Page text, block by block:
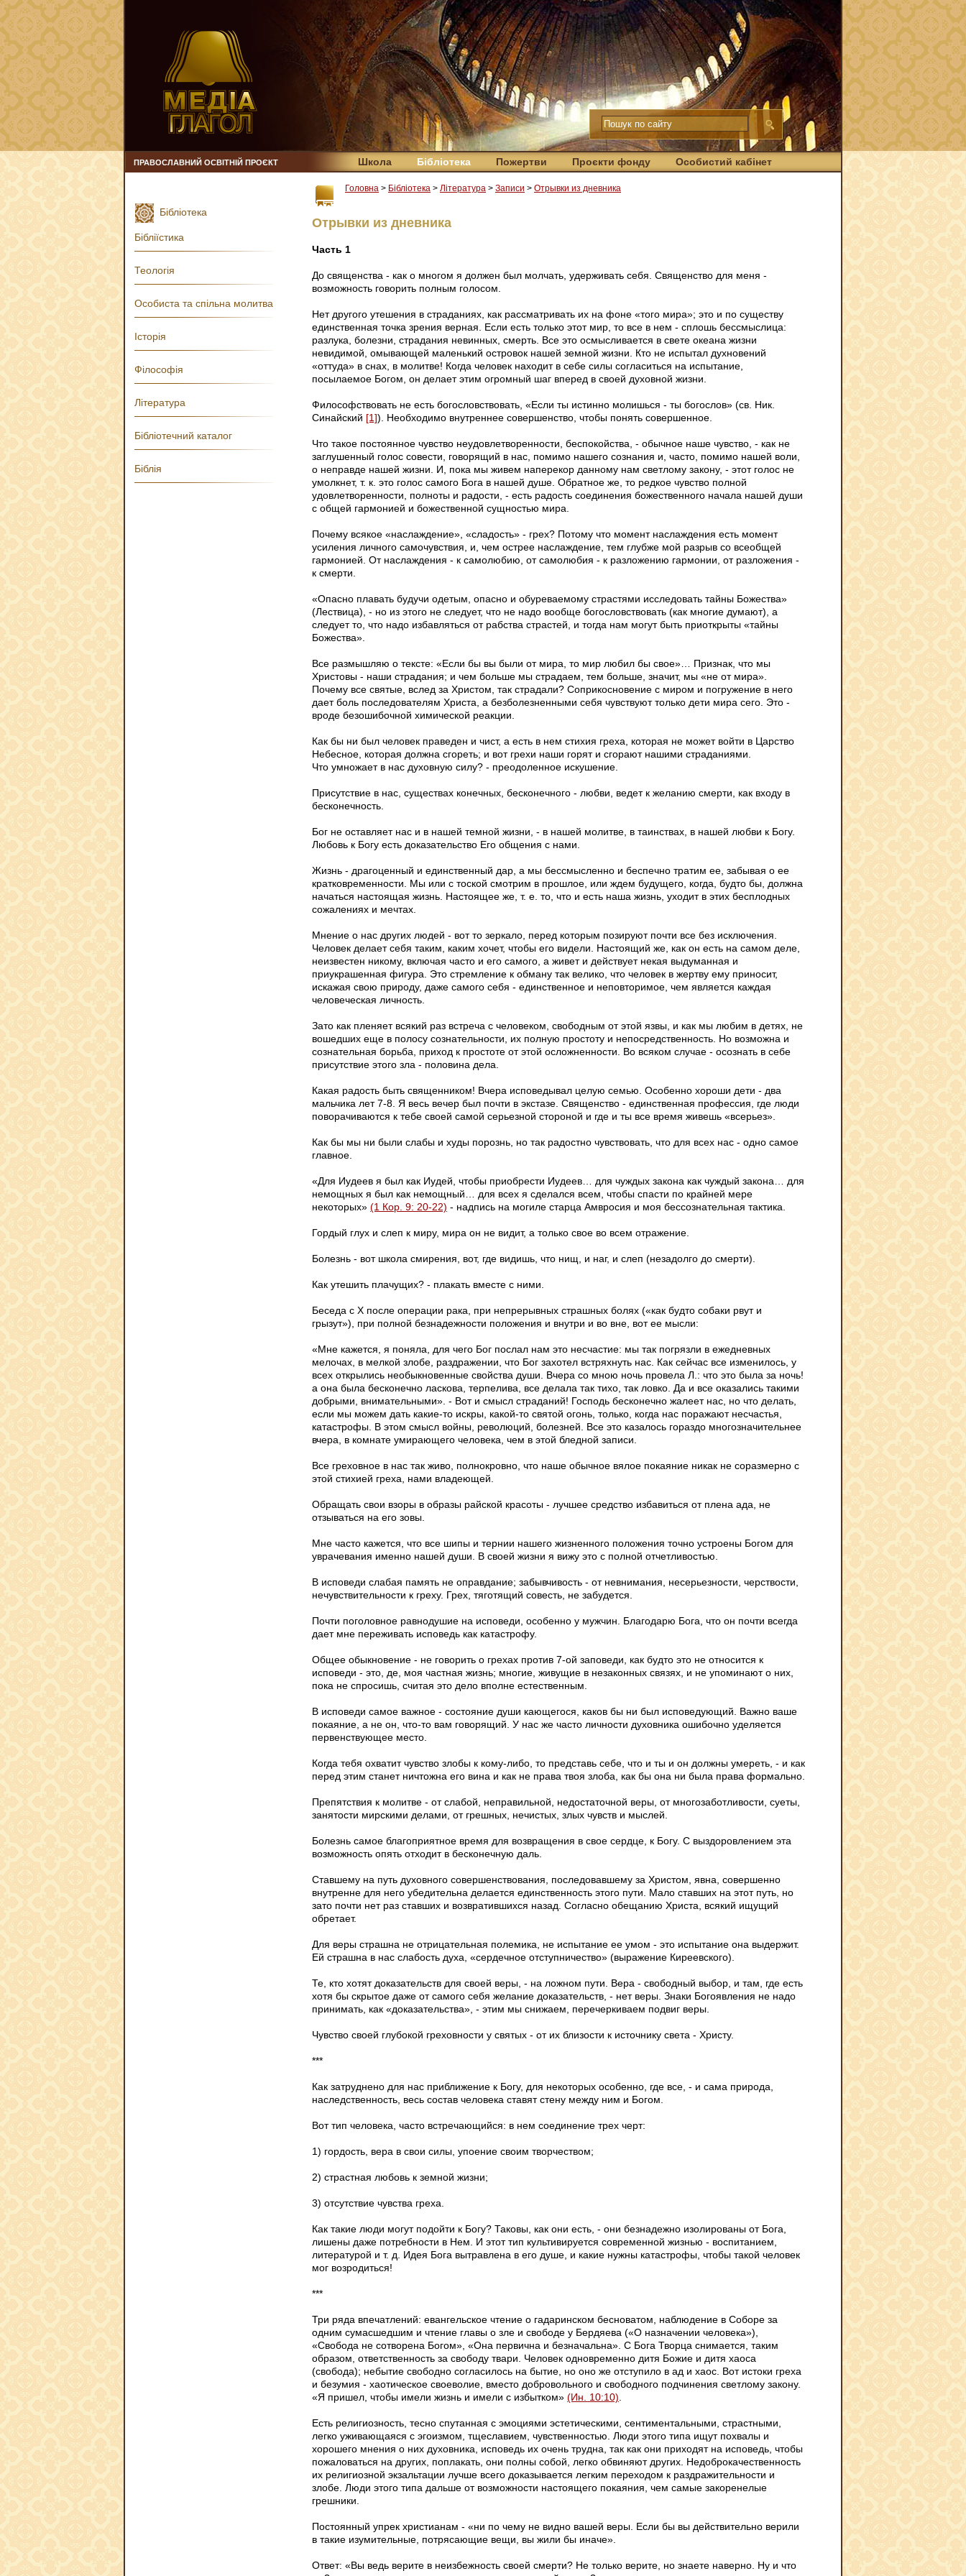
ПРАВОСЛАВНИЙ ОСВІТНІЙ ПРОЄКТ Школа Бібліотека Пожертви Проєкти фонду Особистий кабінет
Головна > Бібліотека > Література > Записи > Отрывки из дневника
Отрывки из дневника
Часть 1
До священства - как о многом я должен был молчать, удерживать себя. Священство для меня -
возможность говорить полным голосом.
Нет другого утешения в страданиях, как рассматривать их на фоне «того мира»; это и по существу
единственная точка зрения верная. Если есть только этот мир, то все в нем - сплошь бессмыслица:
разлука, болезни, страдания невинных, смерть. Все это осмысливается в свете океана жизни
невидимой, омывающей маленький островок нашей земной жизни. Кто не испытал духновений
«оттуда» в снах, в молитве! Когда человек находит в себе силы согласиться на испытание,
посылаемое Богом, он делает этим огромный шаг вперед в своей духовной жизни.
Философствовать не есть богословствовать, «Если ты истинно молишься - ты богослов» (св. Ник.
Синайский [1]). Необходимо внутреннее совершенство, чтобы понять совершенное.
Что такое постоянное чувство неудовлетворенности, беспокойства, - обычное наше чувство, - как не
заглушенный голос совести, говорящий в нас, помимо нашего сознания и, часто, помимо нашей воли,
о неправде нашей жизни. И, пока мы живем наперекор данному нам светлому закону, - этот голос не
умолкнет, т. к. это голос самого Бога в нашей душе. Обратное же, то редкое чувство полной
удовлетворенности, полноты и радости, - есть радость соединения божественного начала нашей души
с общей гармонией и божественной сущностью мира.
Почему всякое «наслаждение», «сладость» - грех? Потому что момент наслаждения есть момент
усиления личного самочувствия, и, чем острее наслаждение, тем глубже мой разрыв со всеобщей
гармонией. От наслаждения - к самолюбию, от самолюбия - к разложению гармонии, от разложения -
к смерти.
«Опасно плавать будучи одетым, опасно и обуреваемому страстями исследовать тайны Божества»
(Лествица), - но из этого не следует, что не надо вообще богословствовать (как многие думают), а
следует то, что надо избавляться от рабства страстей, и тогда нам могут быть приоткрыты «тайны
Божества».
Все размышляю о тексте: «Если бы вы были от мира, то мир любил бы свое»… Признак, что мы
Христовы - наши страдания; и чем больше мы страдаем, тем больше, значит, мы «не от мира».
Почему все святые, вслед за Христом, так страдали? Соприкосновение с миром и погружение в него
дает боль последователям Христа, а безболезненными себя чувствуют только дети мира сего. Это -
вроде безошибочной химической реакции.
Как бы ни был человек праведен и чист, а есть в нем стихия греха, которая не может войти в Царство
Небесное, которая должна сгореть; и вот грехи наши горят и сгорают нашими страданиями.
Что умножает в нас духовную силу? - преодоленное искушение.
Присутствие в нас, существах конечных, бесконечного - любви, ведет к желанию смерти, как входу в
бесконечность.
Бог не оставляет нас и в нашей темной жизни, - в нашей молитве, в таинствах, в нашей любви к Богу.
Любовь к Богу есть доказательство Его общения с нами.
Жизнь - драгоценный и единственный дар, а мы бессмысленно и беспечно тратим ее, забывая о ее
кратковременности. Мы или с тоской смотрим в прошлое, или ждем будущего, когда, будто бы, должна
начаться настоящая жизнь. Настоящее же, т. е. то, что и есть наша жизнь, уходит в этих бесплодных
сожалениях и мечтах.
Мнение о нас других людей - вот то зеркало, перед которым позируют почти все без исключения.
Человек делает себя таким, каким хочет, чтобы его видели. Настоящий же, как он есть на самом деле,
неизвестен никому, включая часто и его самого, а живет и действует некая выдуманная и
приукрашенная фигура. Это стремление к обману так велико, что человек в жертву ему приносит,
искажая свою природу, даже самого себя - единственное и неповторимое, чем является каждая
человеческая личность.
Зато как пленяет всякий раз встреча с человеком, свободным от этой язвы, и как мы любим в детях, не
вошедших еще в полосу сознательности, их полную простоту и непосредственность. Но возможна и
сознательная борьба, приход к простоте от этой осложненности. Во всяком случае - осознать в себе
присутствие этого зла - половина дела.
Какая радость быть священником! Вчера исповедывал целую семью. Особенно хороши дети - два
мальчика лет 7-8. Я весь вечер был почти в экстазе. Священство - единственная профессия, где люди
поворачиваются к тебе своей самой серьезной стороной и где и ты все время живешь «всерьез».
Как бы мы ни были слабы и худы порознь, но так радостно чувствовать, что для всех нас - одно самое
главное.
«Для Иудеев я был как Иудей, чтобы приобрести Иудеев… для чуждых закона как чуждый закона… для
немощных я был как немощный… для всех я сделался всем, чтобы спасти по крайней мере
некоторых» (1 Кор. 9: 20-22) - надпись на могиле старца Амвросия и моя бессознательная тактика.
Гордый глух и слеп к миру, мира он не видит, а только свое во всем отражение.
Болезнь - вот школа смирения, вот, где видишь, что нищ, и наг, и слеп (незадолго до смерти).
Как утешить плачущих? - плакать вместе с ними.
Беседа с Х после операции рака, при непрерывных страшных болях («как будто собаки рвут и
грызут»), при полной безнадежности положения и внутри и во вне, вот ее мысли:
«Мне кажется, я поняла, для чего Бог послал нам это несчастие: мы так погрязли в ежедневных
мелочах, в мелкой злобе, раздражении, что Бог захотел встряхнуть нас. Как сейчас все изменилось, у
всех открылись необыкновенные свойства души. Вчера со мною ночь провела Л.: что это была за ночь!
а она была бесконечно ласкова, терпелива, все делала так тихо, так ловко. Да и все оказались такими
добрыми, внимательными». - Вот и смысл страданий! Господь бесконечно жалеет нас, но что делать,
если мы можем дать какие-то искры, какой-то святой огонь, только, когда нас поражают несчастья,
катастрофы. В этом смысл войны, революций, болезней. Все это казалось гораздо многозначительнее
вчера, в комнате умирающего человека, чем в этой бледной записи.
Все греховное в нас так живо, полнокровно, что наше обычное вялое покаяние никак не соразмерно с
этой стихией греха, нами владеющей.
Обращать свои взоры в образы райской красоты - лучшее средство избавиться от плена ада, не
отзываться на его зовы.
Мне часто кажется, что все шипы и тернии нашего жизненного положения точно устроены Богом для
уврачевания именно нашей души. В своей жизни я вижу это с полной отчетливостью.
В исповеди слабая память не оправдание; забывчивость - от невнимания, несерьезности, черствости,
нечувствительности к греху. Грех, тяготящий совесть, не забудется.
Почти поголовное равнодушие на исповеди, особенно у мужчин. Благодарю Бога, что он почти всегда
дает мне переживать исповедь как катастрофу.
Общее обыкновение - не говорить о грехах против 7-ой заповеди, как будто это не относится к
исповеди - это, де, моя частная жизнь; многие, живущие в незаконных связях, и не упоминают о них,
пока не спросишь, считая это дело вполне естественным.
В исповеди самое важное - состояние души кающегося, каков бы ни был исповедующий. Важно ваше
покаяние, а не он, что-то вам говорящий. У нас же часто личности духовника ошибочно уделяется
первенствующее место.
Когда тебя охватит чувство злобы к кому-либо, то представь себе, что и ты и он должны умереть, - и как
перед этим станет ничтожна его вина и как не права твоя злоба, как бы она ни была права формально.
Препятствия к молитве - от слабой, неправильной, недостаточной веры, от многозаботливости, суеты,
занятости мирскими делами, от грешных, нечистых, злых чувств и мыслей.
Болезнь самое благоприятное время для возвращения в свое сердце, к Богу. С выздоровлением эта
возможность опять отходит в бесконечную даль.
Ставшему на путь духовного совершенствования, последовавшему за Христом, явна, совершенно
внутренне для него убедительна делается единственность этого пути. Мало ставших на этот путь, но
зато почти нет раз ставших и возвратившихся назад. Согласно обещанию Христа, всякий ищущий
обретает.
Для веры страшна не отрицательная полемика, не испытание ее умом - это испытание она выдержит.
Ей страшна в нас слабость духа, «сердечное отступничество» (выражение Киреевского).
Те, кто хотят доказательств для своей веры, - на ложном пути. Вера - свободный выбор, и там, где есть
хотя бы скрытое даже от самого себя желание доказательств, - нет веры. Знаки Богоявления не надо
принимать, как «доказательства», - этим мы снижаем, перечеркиваем подвиг веры.
Чувство своей глубокой греховности у святых - от их близости к источнику света - Христу.
***
Как затруднено для нас приближение к Богу, для некоторых особенно, где все, - и сама природа,
наследственность, весь состав человека ставят стену между ним и Богом.
Вот тип человека, часто встречающийся: в нем соединение трех черт:
1) гордость, вера в свои силы, упоение своим творчеством;
2) страстная любовь к земной жизни;
3) отсутствие чувства греха.
Как такие люди могут подойти к Богу? Таковы, как они есть, - они безнадежно изолированы от Бога,
лишены даже потребности в Нем. И этот тип культивируется современной жизнью - воспитанием,
литературой и т. д. Идея Бога вытравлена в его душе, и какие нужны катастрофы, чтобы такой человек
мог возродиться!
***
Три ряда впечатлений: евангельское чтение о гадаринском бесноватом, наблюдение в Соборе за
одним сумасшедшим и чтение главы о зле и свободе у Бердяева («О назначении человека»),
«Свобода не сотворена Богом», «Она первична и безначальна». С Бога Творца снимается, таким
образом, ответственность за свободу твари. Человек одновременно дитя Божие и дитя хаоса
(свобода); небытие свободно согласилось на бытие, но оно же отступило в ад и хаос. Вот истоки греха
и безумия - хаотическое своеволие, вместо добровольного и свободного подчинения светлому закону.
«Я пришел, чтобы имели жизнь и имели с избытком» (Ин. 10:10)
Есть религиозность, тесно спутанная с эмоциями эстетическими, сентиментальными, страстными,
легко уживающаяся с эгоизмом, тщеславием, чувственностью. Люди этого типа ищут похвалы и
хорошего мнения о них духовника, исповедь их очень трудна, так как они приходят на исповедь, чтобы
пожаловаться на других, поплакать, они полны собой, легко обвиняют других. Недоброкачественность
их религиозной экзальтации лучше всего доказывается легким переходом к раздражительности и
злобе. Люди этого типа дальше от возможности настоящего покаяния, чем самые закоренелые
грешники.
Постоянный упрек христианам - «ни по чему не видно вашей веры. Если бы вы действительно верили
в такие изумительные, потрясающие вещи, вы жили бы иначе».
Ответ: «Вы ведь верите в неизбежность своей смерти? Не только верите, но знаете наверно. Ну и что
Бібліотека
Бібліїстика
Теологія
Особиста та спільна молитва
Історія
Філософія
Література
Бібліотечний каталог
Біблія